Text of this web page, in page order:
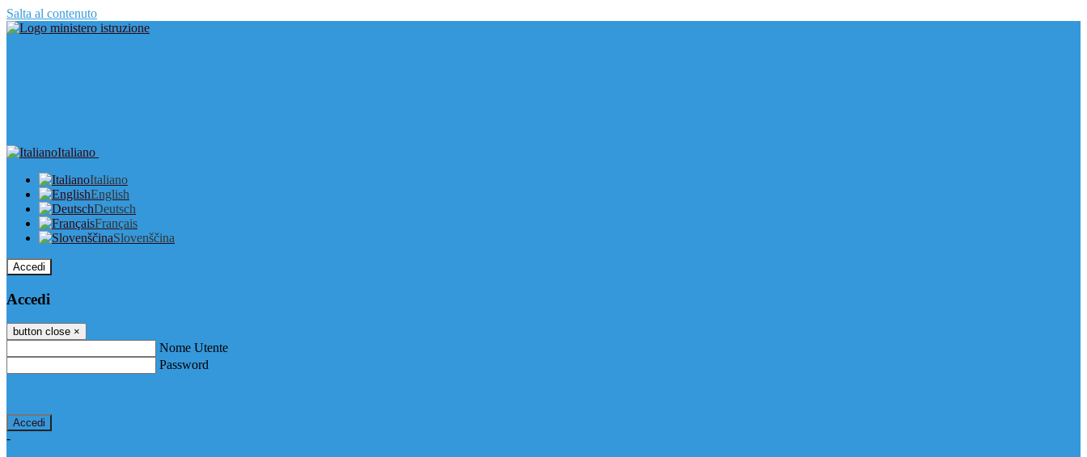
Salta al contenuto
Italiano
Italiano
English
Deutsch
Français
Slovenščina
Accedi
Accedi
button close ×
Nome Utente
Password
-